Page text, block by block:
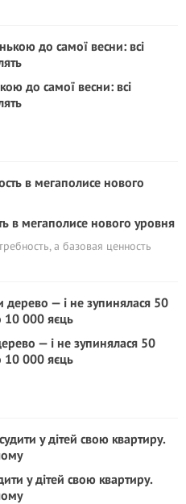
до самої весни: всі
в мегаполисе нового уровня
а базовая ценность
— і не зупинялася 50
10 000 яєць
у дітей свою квартиру.